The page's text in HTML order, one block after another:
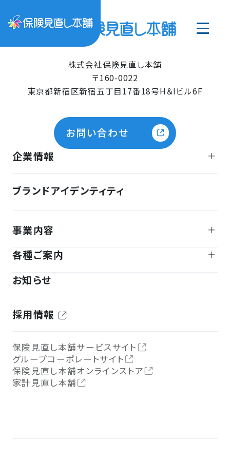
株式会社保険見直し本舗
〒160-0022
東京都新宿区新宿五丁目17番18号H＆Iビル6F
お問い合わせ
企業情報
ブランドアイデンティティ
事業内容
各種ご案内
お知らせ
採用情報
保険見直し本舗サービスサイト
グループコーポレートサイト
保険見直し本舗オンラインストア
家計見直し本舗